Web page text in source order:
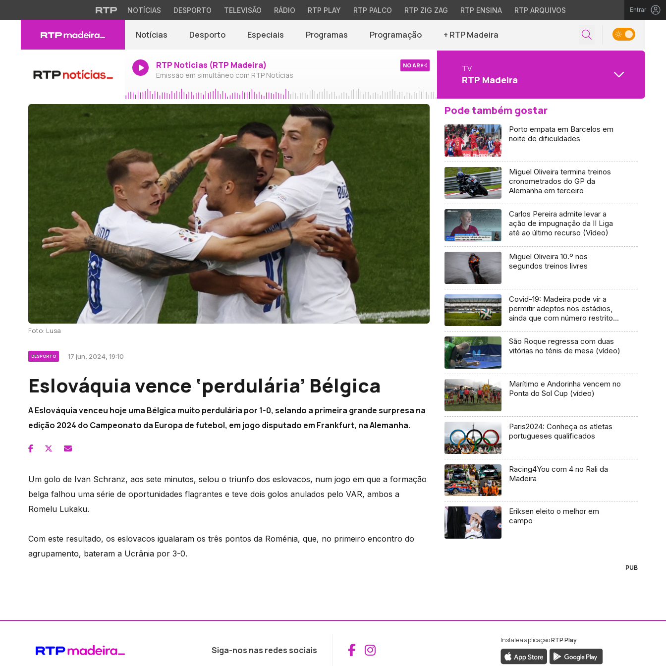
NOTÍCIAS DESPORTO TELEVISÃO RÁDIO RTP PLAY RTP PALCO RTP ZIG ZAG RTP ENSINA RTP ARQUIVOS Entrar
Notícias Desporto Especiais Programas Programação + RTP Madeira
RTP Notícias (RTP Madeira)
Emissão em simultâneo com RTP Notícias
NO AR TV
RTP Madeira
Foto: Lusa
DESPORTO 17 jun, 2024, 19:10
Eslováquia vence ‘perdulária’ Bélgica
A Eslováquia venceu hoje uma Bélgica muito perdulária por 1-0, selando a primeira grande surpresa na
edição 2024 do Campeonato da Europa de futebol, em jogo disputado em Frankfurt, na Alemanha.
Um golo de Ivan Schranz, aos sete minutos, selou o triunfo dos eslovacos, num jogo em que a formação
belga falhou uma série de oportunidades flagrantes e teve dois golos anulados pelo VAR, ambos a
Romelu Lukaku.
Com este resultado, os eslovacos igualaram os três pontos da Roménia, que, no primeiro encontro do
agrupamento, bateram a Ucrânia por 3-0.
Pode também gostar
Porto empata em Barcelos em
noite de dificuldades
Miguel Oliveira termina treinos
cronometrados do GP da
Alemanha em terceiro
Carlos Pereira admite levar a
ação de impugnação da II Liga
até ao último recurso (Vídeo)
Miguel Oliveira 10.º nos
segundos treinos livres
Covid-19: Madeira pode vir a
permitir adeptos nos estádios,
ainda que com número restrito
São Roque regressa com duas
vitórias no ténis de mesa (vídeo)
Marítimo e Andorinha vencem no
Ponta do Sol Cup (vídeo)
Paris2024: Conheça os atletas
portugueses qualificados
Racing4You com 4 no Rali da
Madeira
Eriksen eleito o melhor em
campo
PUB
Siga-nos nas redes sociais Aceder ao Facebook da RTP Madeira
Aceder ao Instagram da RTP Madeira
Instale a aplicaçãoRTP Play